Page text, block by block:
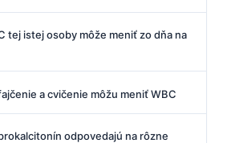
tej istej osoby môže meniť zo dňa na
a cvičenie môžu meniť WBC
odpovedajú na rôzne